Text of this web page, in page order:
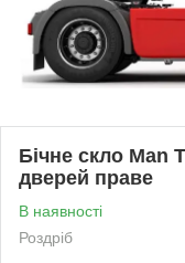
Бічне скло Man
дверей праве
В наявності
Роздріб